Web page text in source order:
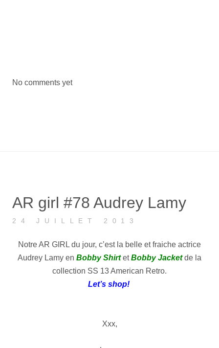
No comments yet
AR girl #78 Audrey Lamy
24 JUILLET 2013
Notre AR GIRL du jour, c’est la belle et fraiche actrice
Audrey Lamy en Bobby ShirtetBobby Jacketde la
collection SS 13 American Retro.
Let’s shop!
Xxx,